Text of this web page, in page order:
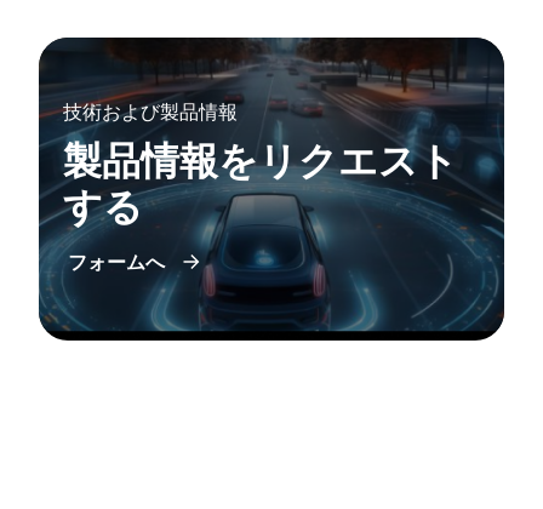
技術および製品情報
製品情報をリクエスト
する
フォームへ